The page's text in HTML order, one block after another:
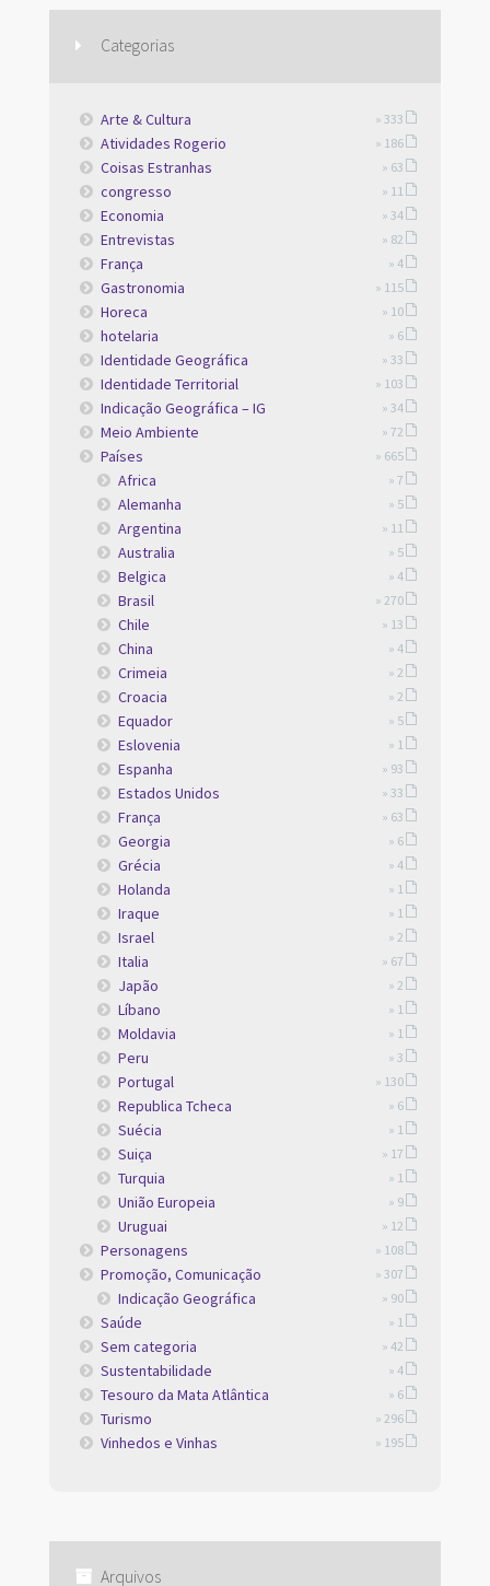
Categorias
Arte & Cultura » 333
Atividades Rogerio » 186
Coisas Estranhas » 63
congresso » 11
Economia » 34
Entrevistas » 82
França » 4
Gastronomia » 115
Horeca » 10
hotelaria » 6
Identidade Geográfica » 33
Identidade Territorial » 103
Indicação Geográfica – IG » 34
Meio Ambiente » 72
Países » 665
Africa » 7
Alemanha » 5
Argentina » 11
Australia » 5
Belgica » 4
Brasil » 270
Chile » 13
China » 4
Crimeia » 2
Croacia » 2
Equador » 5
Eslovenia » 1
Espanha » 93
Estados Unidos » 33
França » 63
Georgia » 6
Grécia » 4
Holanda » 1
Iraque » 1
Israel » 2
Italia » 67
Japão » 2
Líbano » 1
Moldavia » 1
Peru » 3
Portugal » 130
Republica Tcheca » 6
Suécia » 1
Suiça » 17
Turquia » 1
União Europeia » 9
Uruguai » 12
Personagens » 108
Promoção, Comunicação » 307
Indicação Geográfica » 90
Saúde » 1
Sem categoria » 42
Sustentabilidade » 4
Tesouro da Mata Atlântica » 6
Turismo » 296
Vinhedos e Vinhas » 195
Arquivos